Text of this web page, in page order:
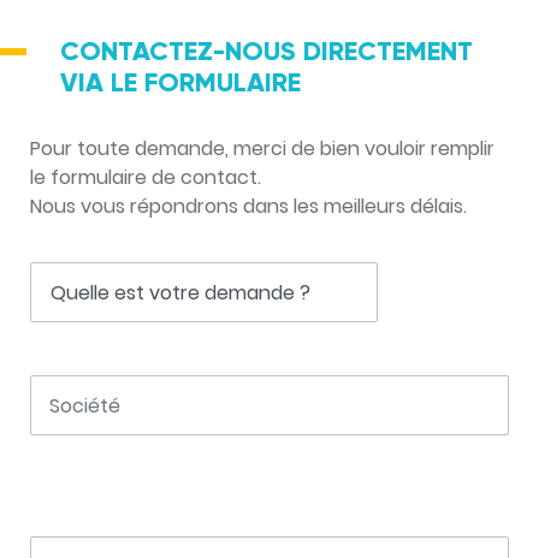
CONTACTEZ-NOUS DIRECTEMENT
VIA LE FORMULAIRE
Pour toute demande, merci de bien vouloir remplir
le formulaire de contact.
Nous vous répondrons dans les meilleurs délais.